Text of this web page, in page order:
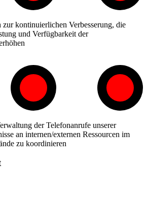
kontinuierlichen Verbesserung, die
und Verfügbarkeit der
der Telefonanrufe unserer
an internen/externen Ressourcen im
zu koordinieren